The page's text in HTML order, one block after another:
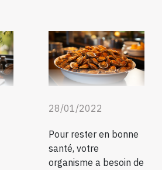
28/01/2022
Pour rester en bonne
santé, votre
organisme a besoin de